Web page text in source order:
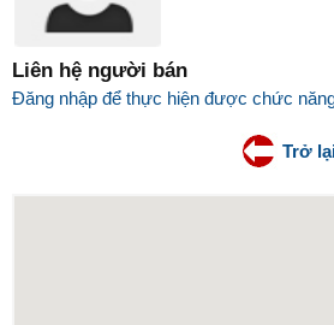
Liên hệ người bán
Đăng nhập để thực hiện được chức
Trở